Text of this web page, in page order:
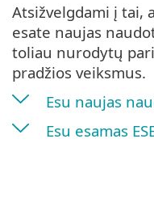
Atsižvelgdami į tai,
esate naujas
toliau nurodytų
pradžios veiksmus.
Esu naujas
Esu esamas